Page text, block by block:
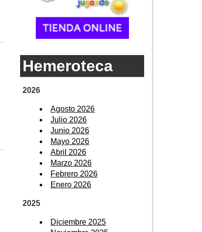
Hemeroteca
2026
Agosto 2026
Julio 2026
Junio 2026
Mayo 2026
Abril 2026
Marzo 2026
Febrero 2026
Enero 2026
2025
Diciembre 2025